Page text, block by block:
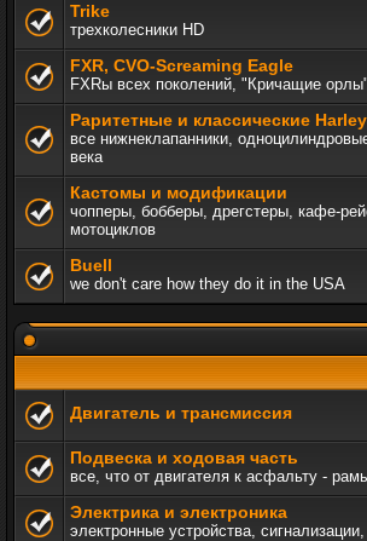
Trike
трехколесники HD
FXR, СVO-Screaming Eagle
FXRы всех поколений, "Кричащие
Раритетные и классические
все нижнеклапанники,
века
Кастомы и модификации
чопперы, бобберы, дрегстеры, кафе-
мотоциклов
Buell
we don't care how they do it in the USA
Двигатель и трансмиссия
Подвеска и ходовая часть
все, что от двигателя к асфальту -
Электрика и электроника
электронные устройства,